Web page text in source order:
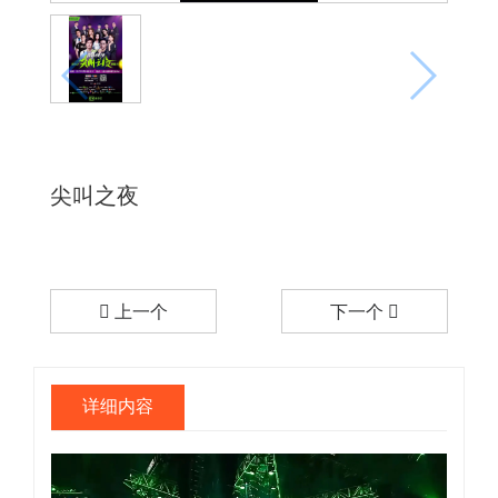
尖叫之夜
上一个 下一个
详细内容